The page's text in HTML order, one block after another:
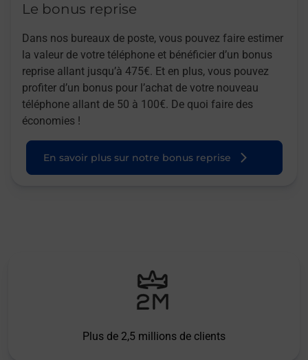
Le bonus reprise
Dans nos bureaux de poste, vous pouvez faire estimer
la valeur de votre téléphone et bénéficier d’un bonus
reprise allant jusqu’à 475€. Et en plus, vous pouvez
profiter d’un bonus pour l’achat de votre nouveau
téléphone allant de 50 à 100€. De quoi faire des
économies !
En savoir plus sur notre bonus reprise
Plus de 2,5 millions de clients